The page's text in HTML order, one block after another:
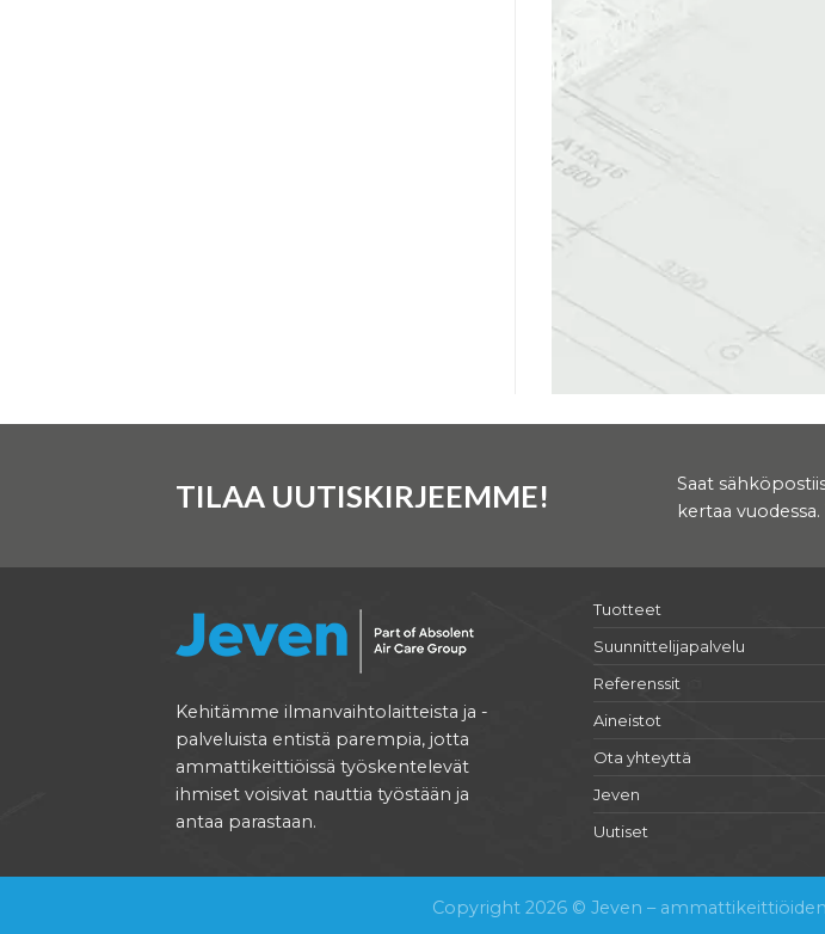
TILAA UUTISKIRJEEMME!
Saat
kertaa vuodessa.
Kehitämme ilmanvaihtolaitteista ja -
palveluista entistä parempia, jotta
ammattikeittiöissä työskentelevät
ihmiset voisivat nauttia työstään ja
antaa parastaan.
Tuotteet
Suunnittelijapalvelu
Referenssit
Aineistot
Ota yhteyttä
Jeven
Uutiset
Copyright 2026 © Jeven –